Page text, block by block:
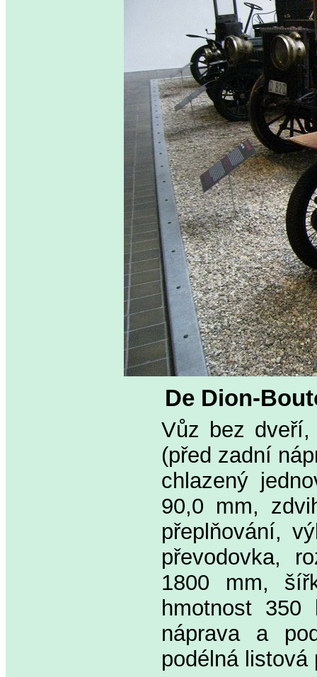
De Dion-
Vůz bez dveří,
(před zadní
chlazený
90,0 mm,
přeplňování,
převodovka,
1800 mm,
hmotnost
náprava a
podélná